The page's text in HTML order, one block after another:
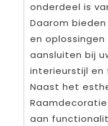
onderdeel is
Daarom
en
aansluiten bij
interieurstijl
Naast het
aan